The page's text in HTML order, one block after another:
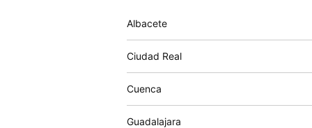
Albacete
Ciudad Real
Cuenca
Guadalajara